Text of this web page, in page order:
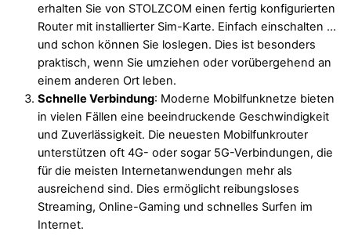
erhalten Sie von STOLZCOM einen fertig konfigurierten
Router mit installierter Sim-Karte. Einfach einschalten …
und schon können Sie loslegen. Dies ist besonders
praktisch, wenn Sie umziehen oder vorübergehend an
einem anderen Ort leben.
Schnelle Verbindung: Moderne Mobilfunknetze bieten
in vielen Fällen eine beeindruckende Geschwindigkeit
und Zuverlässigkeit. Die neuesten Mobilfunkrouter
unterstützen oft 4G- oder sogar 5G-Verbindungen, die
für die meisten Internetanwendungen mehr als
ausreichend sind. Dies ermöglicht reibungsloses
Streaming, Online-Gaming und schnelles Surfen im
Internet.